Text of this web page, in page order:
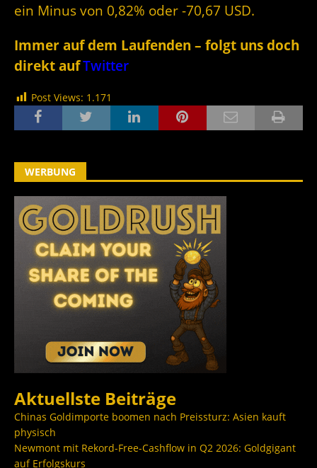
ein Minus von 0,82% oder -70,67 USD.
Immer auf dem Laufenden – folgt uns doch
direkt aufTwitter
Post Views: 1.171
WERBUNG
Aktuellste Beiträge
Chinas Goldimporte boomen nach Preissturz: Asien kauft
physisch
Newmont mit Rekord-Free-Cashflow in Q2 2026: Goldgigant
auf Erfolgskurs